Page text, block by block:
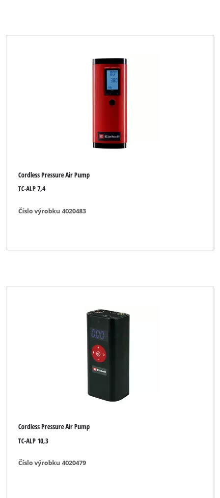
Cordless Pressure Air Pump
TC-ALP 7,4
Číslo výrobku 4020483
Cordless Pressure Air Pump
TC-ALP 10,3
Číslo výrobku 4020479